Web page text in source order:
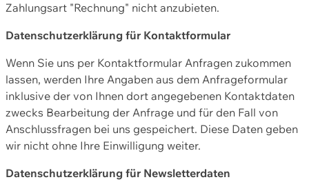
Zahlungsart "Rechnung" nicht anzubieten.
Datenschutzerklärung für Kontaktformular
Wenn Sie uns per Kontaktformular Anfragen zukommen
lassen, werden Ihre Angaben aus dem Anfrageformular
inklusive der von Ihnen dort angegebenen Kontaktdaten
zwecks Bearbeitung der Anfrage und für den Fall von
Anschlussfragen bei uns gespeichert. Diese Daten geben
wir nicht ohne Ihre Einwilligung weiter.
Datenschutzerklärung für Newsletterdaten